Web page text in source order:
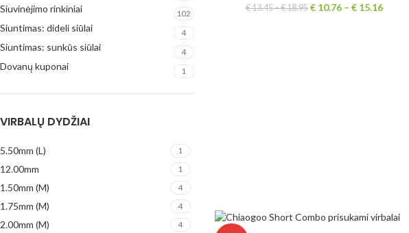
Siuvinėjimo rinkiniai 102
Siuntimas: dideli siūlai 4
Siuntimas: sunkūs siūlai 4
Dovanų kuponai 1
VIRBALŲ DYDŽIAI
5.50mm (L) 1
12.00mm 1
1.50mm (M) 4
1.75mm (M) 4
2.00mm (M) 4
€13.45–€18.95 €10.76– €15.16